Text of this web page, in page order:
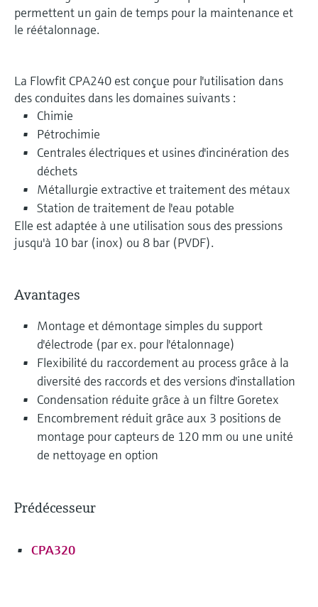
permettent un gain de temps pour la maintenance et
le réétalonnage.
La Flowfit CPA240 est conçue pour l'utilisation dans
des conduites dans les domaines suivants :
Chimie
Pétrochimie
Centrales électriques et usines d'incinération des
déchets
Métallurgie extractive et traitement des métaux
Station de traitement de l'eau potable
Elle est adaptée à une utilisation sous des pressions
jusqu'à 10 bar (inox) ou 8 bar (PVDF).
Avantages
Montage et démontage simples du support
d'électrode (par ex. pour l'étalonnage)
Flexibilité du raccordement au process grâce à la
diversité des raccords et des versions d'installation
Condensation réduite grâce à un filtre Goretex
Encombrement réduit grâce aux 3 positions de
montage pour capteurs de 120 mm ou une unité
de nettoyage en option
Prédécesseur
CPA320